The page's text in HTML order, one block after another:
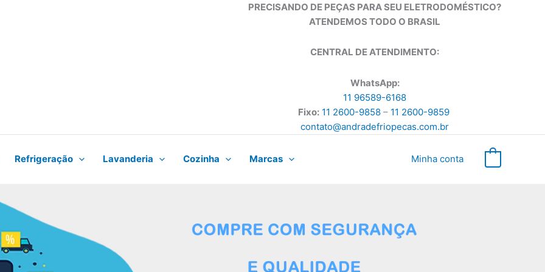
PRECISANDO DE PEÇAS PARA SEU ELETRODOMÉSTICO?
ATENDEMOS TODO O BRASIL
CENTRAL DE ATENDIMENTO:
WhatsApp:
11 96589-6168
Fixo: 11 2600-9858– 11 2600-9859
contato@andradefriopecas.com.br
Refrigeração Lavanderia Cozinha Marcas Minha conta